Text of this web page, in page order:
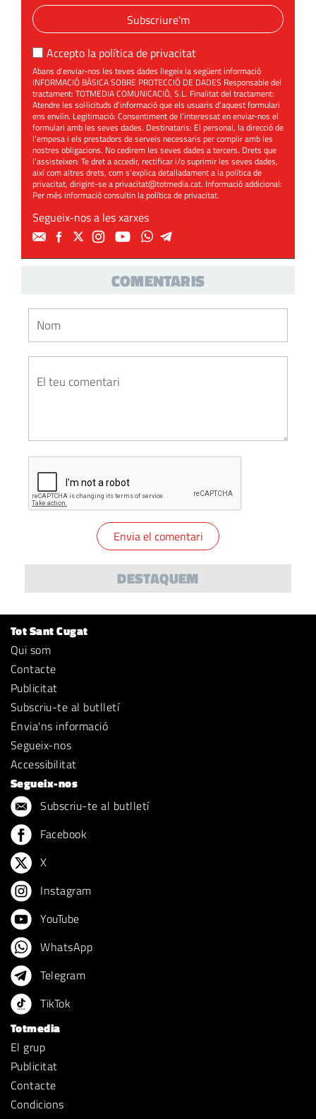
Subscriure'm
Accepto la política de privacitat
Abans d’enviar-nos les teves dades llegeix la següent informació
INFORMACIÓ BÀSICA SOBRE PROTECCIÓ DE DADES Responsable del
tractament: TOTMEDIA COMUNICACIÓ, S.L. Finalitat del tractament:
Atendre les sol·licituds d’informació que els usuaris d’aquest formulari
ens enviïn. Legitimació: Consentiment de l’interessat en enviar-nos el
formulari amb les seves dades. Destinataris: El personal, la direcció de
l’empesa i els prestadors de serveis necessaris per complir amb les
nostres obligacions. No cedirem les seves dades a tercers. Drets que
l’assisteixen: Te dret a accedir, rectificar i/o suprimir les seves dades,
així com altres drets, com s’explica detalladament a la política de
privacitat, dirigint-se aprivacitat@totmedia.cat. Informació addicional:
Per més informació consultin lapolítica de privacitat.
Segueix-nos a les xarxes
COMENTARIS
DESTAQUEM
Tot Sant Cugat
Qui som
Contacte
Publicitat
Subscriu-te al butlletí
Envia'ns informació
Segueix-nos
Accessibilitat
Segueix-nos
Subscriu-te al butlletí
Facebook
X
Instagram
YouTube
WhatsApp
Telegram
TikTok
Totmedia
El grup
Publicitat
Contacte
Condicions